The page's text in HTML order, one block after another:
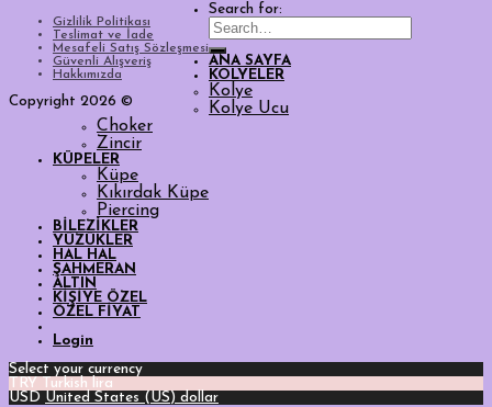
Gizlilik Politikası
Teslimat ve İade
Mesafeli Satış Sözleşmesi
Güvenli Alışveriş
Hakkımızda
Copyright 2026 ©
Search for:
ANA SAYFA
KOLYELER
Kolye
Kolye Ucu
Choker
Zincir
KÜPELER
Küpe
Kıkırdak Küpe
Piercing
BİLEZİKLER
YÜZÜKLER
HAL HAL
ŞAHMERAN
ALTIN
KİŞİYE ÖZEL
ÖZEL FİYAT
Login
Select your currency
TRY
Turkish lira
USD United States (US) dollar